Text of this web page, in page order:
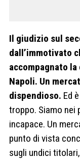
Il giudizio sul
dall’immotivato
accompagnato
Napoli. Un
dispendioso. Ed
troppo. Siamo nei
incapace. Un
punto di vista
sugli undici